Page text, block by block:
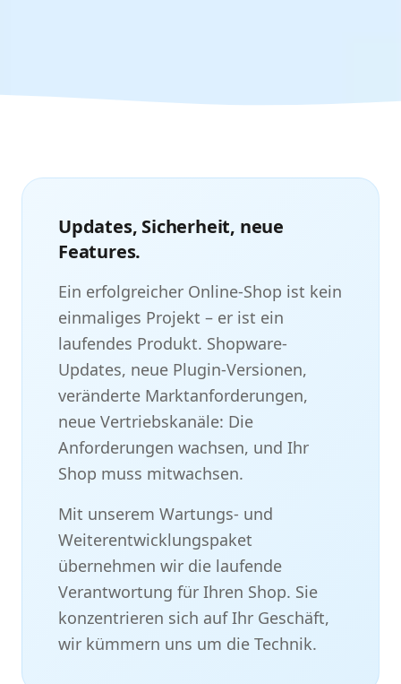
Updates, Sicherheit, neue
Features.
Ein erfolgreicher Online-Shop ist kein
einmaliges Projekt – er ist ein
laufendes Produkt. Shopware-
Updates, neue Plugin-Versionen,
veränderte Marktanforderungen,
neue Vertriebskanäle: Die
Anforderungen wachsen, und Ihr
Shop muss mitwachsen.
Mit unserem Wartungs- und
Weiterentwicklungspaket
übernehmen wir die laufende
Verantwortung für Ihren Shop. Sie
konzentrieren sich auf Ihr Geschäft,
wir kümmern uns um die Technik.